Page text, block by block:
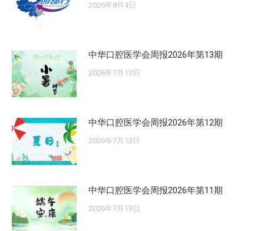
2026年8月4日
中华口腔医学会周报2026年第13期
2026年7月13日
中华口腔医学会周报2026年第12期
2026年7月13日
中华口腔医学会周报2026年第11期
2026年7月13日